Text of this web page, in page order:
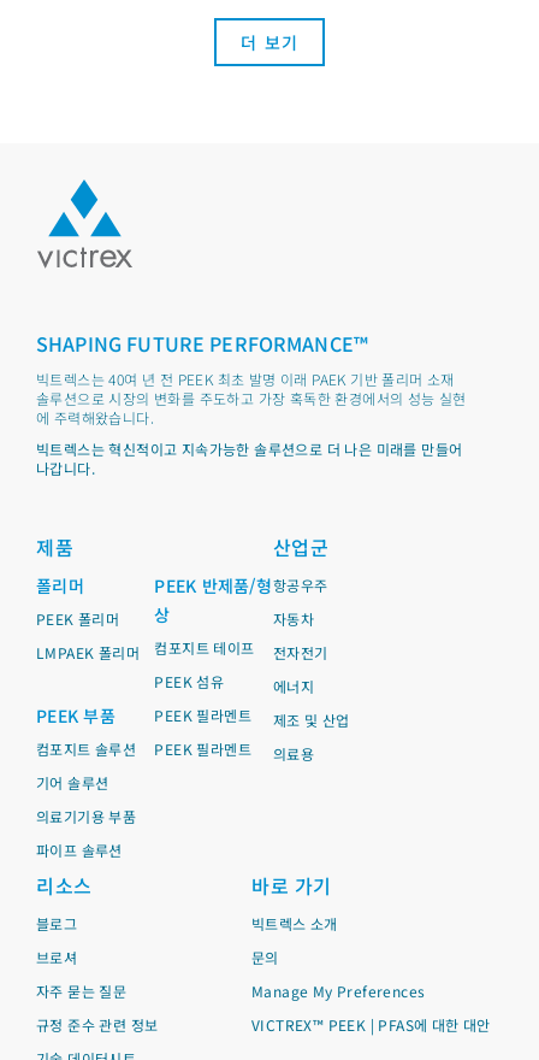
더 보기
SHAPING FUTURE PERFORMANCE™
빅트렉스는 40여 년 전 PEEK 최초 발명 이래 PAEK 기반 폴리머 소재
솔루션으로 시장의 변화를 주도하고 가장 혹독한 환경에서의 성능 실현
에 주력해왔습니다.
빅트렉스는 혁신적이고 지속가능한 솔루션으로 더 나은 미래를 만들어
나갑니다.
제품
폴리머
PEEK 폴리머
LMPAEK 폴리머
PEEK 부품
컴포지트 솔루션
기어 솔루션
의료기기용 부품
파이프 솔루션
PEEK 반제품/형
상
컴포지트 테이프
PEEK 섬유
PEEK 필라멘트
PEEK 필라멘트
산업군
항공우주
자동차
전자전기
에너지
제조 및 산업
의료용
리소스
블로그
브로셔
자주 묻는 질문
규정 준수 관련 정보
바로 가기
빅트렉스 소개
문의
Manage My Preferences
VICTREX™ PEEK | PFAS에 대한 대안